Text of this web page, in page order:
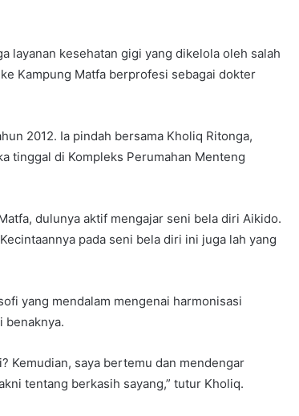
layanan kesehatan gigi yang dikelola oleh salah
Kampung Matfa berprofesi sebagai dokter
2012. Ia pindah bersama Kholiq Ritonga,
tinggal di Kompleks Perumahan Menteng
dulunya aktif mengajar seni bela diri Aikido.
pada seni bela diri ini juga lah yang
yang mendalam mengenai harmonisasi
benaknya.
Kemudian, saya bertemu dan mendengar
tentang berkasih sayang,” tutur Kholiq.